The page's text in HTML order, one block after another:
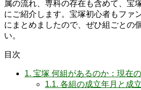
属の流れ、専科の存在も含めて、宝
にご紹介します。宝塚初心者もファ
にまとめましたので、ぜひ組ごとの
い。
目次
1. 宝塚 何組があるのか：現在
1.1. 各組の成立年月と成